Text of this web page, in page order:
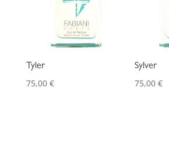
Tyler
75,00 €
Sylver
75,00€